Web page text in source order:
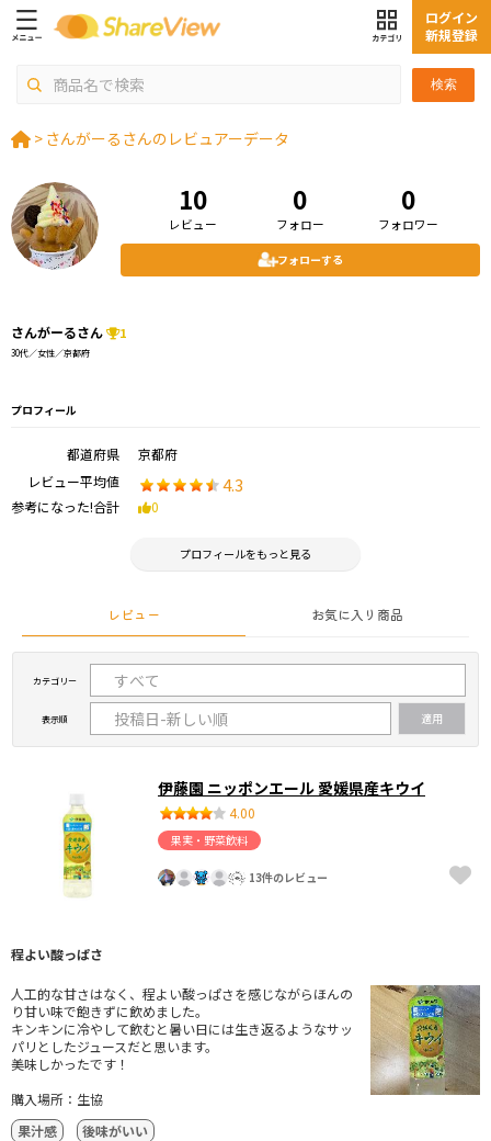
検索
ログイン
新規登録
> さんがーるさんのレビュアーデータ
10
レビュー
0
フォロー
0
フォロワー
フォローする
さんがーるさん 1
30代／女性／京都府
プロフィール
都道府県
京都府
レビュー平均値
4.3
参考になった!合計 0
プロフィールをもっと見る
レビュー お気に入り商品
カテゴリー
表示順
伊藤園 ニッポンエール 愛媛県産キウイ
4.00
果実・野菜飲料
13件のレビュー
程よい酸っぱさ
人工的な甘さはなく、程よい酸っぱさを感じながらほんの
り甘い味で飽きずに飲めました。
キンキンに冷やして飲むと暑い日には生き返るようなサッ
パリとしたジュースだと思います。
美味しかったです！
購入場所：生協
果汁感
後味がいい